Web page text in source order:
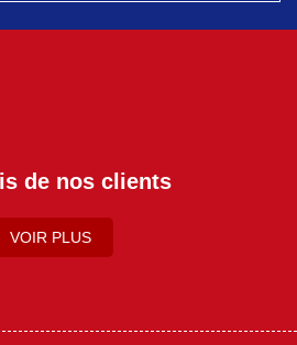
de nos clients
VOIR PLUS